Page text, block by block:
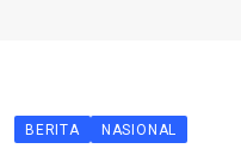
BERITA NASIONAL